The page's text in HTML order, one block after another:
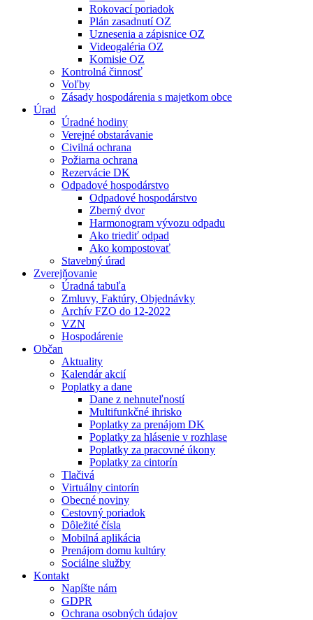
Rokovací poriadok
Plán zasadnutí OZ
Uznesenia a zápisnice OZ
Videogaléria OZ
Komisie OZ
Kontrolná činnosť
Voľby
Zásady hospodárenia s majetkom obce
Úrad
Úradné hodiny
Verejné obstarávanie
Civilná ochrana
Požiarna ochrana
Rezervácie DK
Odpadové hospodárstvo
Odpadové hospodárstvo
Zberný dvor
Harmonogram vývozu odpadu
Ako triediť odpad
Ako kompostovať
Stavebný úrad
Zverejňovanie
Úradná tabuľa
Zmluvy, Faktúry, Objednávky
Archív FZO do 12-2022
VZN
Hospodárenie
Občan
Aktuality
Kalendár akcií
Poplatky a dane
Dane z nehnuteľností
Multifunkčné ihrisko
Poplatky za prenájom DK
Poplatky za hlásenie v rozhlase
Poplatky za pracovné úkony
Poplatky za cintorín
Tlačivá
Virtuálny cintorín
Obecné noviny
Cestovný poriadok
Dôležité čísla
Mobilná aplikácia
Prenájom domu kultúry
Sociálne služby
Kontakt
Napíšte nám
GDPR
Ochrana osobných údajov